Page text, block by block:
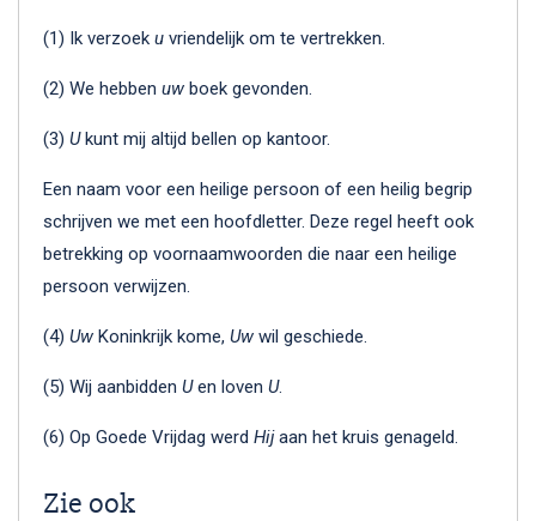
(1) Ik verzoek u vriendelijk om te vertrekken.
(2) We hebben uw boek gevonden.
(3) Ukunt mij altijd bellen op kantoor.
Een naam voor een heilige persoon of een heilig begrip
schrijven we met een hoofdletter. Deze regel heeft ook
betrekking op voornaamwoorden die naar een heilige
persoon verwijzen.
(4) Uw Koninkrijk kome, Uw wil geschiede.
(5) Wij aanbidden Uen loven U.
(6) Op Goede Vrijdag werd Hijaan het kruis genageld.
Zie ook